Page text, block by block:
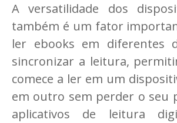
A versatilidade dos
também é um fator
ler ebooks em diferentes
sincronizar a leitura,
comece a ler em um
em outro sem perder o seu
aplicativos de leitura